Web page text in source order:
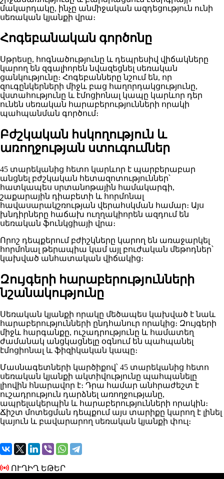
մակարդակը, ինչը անմիջական ազդեցություն ունի
սեռական կյանքի վրա։
Հոգեբանական գործոնը
Սթրեսը, հոգնածությունը և դեպրեսիվ վիճակները
կարող են զգալիորեն նվազեցնել սեռական
ցանկությունը։ Հոգեբանները նշում են, որ
զուգընկերների միջև բաց հաղորդակցությունը,
վստահությունը և էմոցիոնալ կապը կարևոր դեր
ունեն սեռական հարաբերությունների որակի
պահպանման գործում։
Բժշկական հսկողություն և
առողջության ստուգումներ
45 տարեկանից հետո կարևոր է պարբերաբար
անցնել բժշկական հետազոտություններ՝
հատկապես սրտանոթային համակարգի,
շաքարային դիաբետի և հորմոնալ
հավասարակշռության վերահսկման համար։ Այս
խնդիրները հաճախ ուղղակիորեն ազդում են
սեռական ֆունկցիայի վրա։
Որոշ դեպքերում բժիշկները կարող են առաջարկել
հորմոնալ թերապիա կամ այլ բուժական մեթոդներ՝
կախված անհատական վիճակից։
Զույգերի հարաբերությունների
նշանակությունը
Սեռական կյանքի որակը մեծապես կախված է նաև
հարաբերությունների ընդհանուր որակից։ Զույգերի
միջև հարգանքը, ուշադրությունը և համատեղ
ժամանակ անցկացնելը օգնում են պահպանել
էմոցիոնալ և ֆիզիկական կապը։
Մասնագետների կարծիքով՝ 45 տարեկանից հետո
սեռական կյանքի ակտիվությունը պահպանելը
լիովին հնարավոր է։ Դրա համար անհրաժեշտ է
ուշադրություն դարձնել առողջությանը,
ապրելակերպին և հարաբերությունների որակին։
Ճիշտ մոտեցման դեպքում այս տարիքը կարող է լինել
կայուն և բավարարող սեռական կյանքի փուլ։
ՈՒՂԻՂ ԵԹԵՐ